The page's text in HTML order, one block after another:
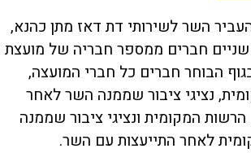
השר לשירותי דת דאז מתן כהנא,
שניים חברים ממספר חבריה של מועצת
הבוחר חברים כל חברי המועצה,
נציגי ציבור שממנה השר לאחר
המקומית ונציגי ציבור שממנה
לאחר התייעצות עם השר.